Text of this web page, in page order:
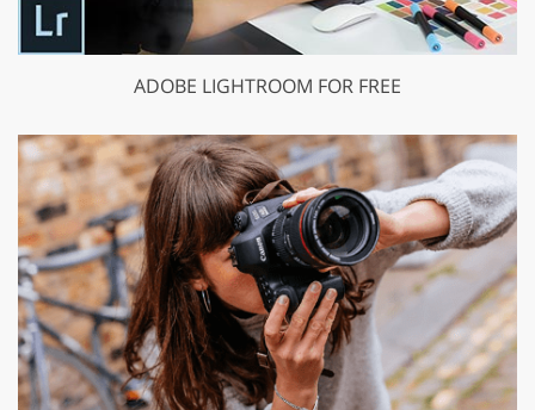
ADOBE LIGHTROOM FOR FREE